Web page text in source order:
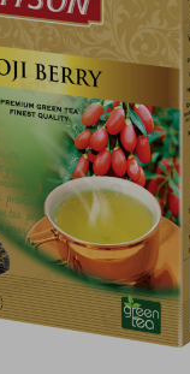
Местное
300г
15-28 из 76